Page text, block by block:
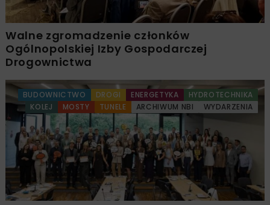
Walne zgromadzenie członków
Ogólnopolskiej Izby Gospodarczej
Drogownictwa
BUDOWNICTWO DROGI ENERGETYKA
HYDROTECHNIKA
KOLEJ
MOSTY TUNELE ARCHIWUM NBI WYDARZENIA